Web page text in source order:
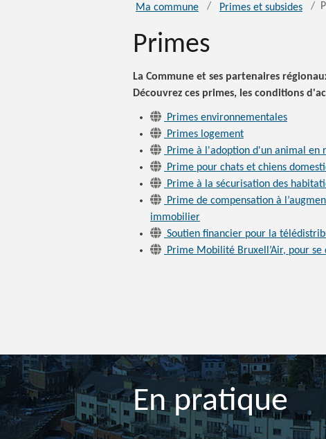
Ma commune Primes et subsides
Primes
La Commune et ses partenaires
Découvrez ces primes, les conditions
Primes environnementales
Primes logement
Prime à l'adoption d'un animal en
Prime pour chats et chiens
Prime à la sécurisation des
Prime de compensation à
immobilier
Soutien financier pour la
Prime Mobilité Bruxell’Air, pour
En pratique